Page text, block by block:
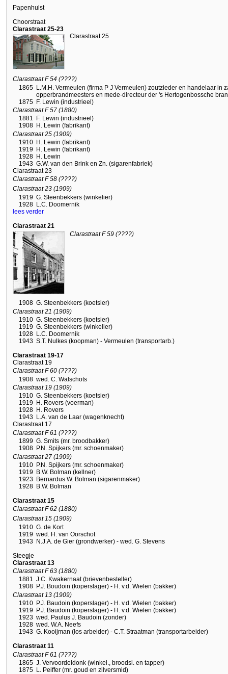
Papenhulst
Choorstraat
Clarastraat 25-23
Clarastraat 25
Clarastraat F 54 (????)
1865 L.M.H. Vermeulen (firma P J Vermeulen) zoutzieder en handelaar in
opperbrandmeesters en mede-directeur der 's Hertogenbossche
1875 F. Lewin (industrieel)
Clarastraat F 57 (1880)
1881
F. Lewin (industrieel)
1908 H. Lewin (fabrikant)
Clarastraat 25 (1909)
1910 H. Lewin (fabrikant)
1919 H. Lewin (fabrikant)
1928 H. Lewin
1943 G.W. van den Brink en Zn. (sigarenfabriek)
Clarastraat 23
Clarastraat F 58 (????)
Clarastraat 23 (1909)
1919 G. Steenbekkers (winkelier)
1928 L.C. Doomernik
lees verder
Clarastraat 21
Clarastraat F 59 (????)
1908 G. Steenbekkers (koetsier)
Clarastraat 21 (1909)
1910 G. Steenbekkers (koetsier)
1919 G. Steenbekkers (winkelier)
1928 L.C. Doomernik
1943 S.T. Nulkes (koopman) - Vermeulen (transportarb.)
Clarastraat 19-17
Clarastraat 19
Clarastraat F 60 (????)
1908 wed. C. Walschots
Clarastraat 19 (1909)
1910 G. Steenbekkers (koetsier)
1919 H. Rovers (voerman)
1928 H. Rovers
1943 L.A. van de Laar (wagenknecht)
Clarastraat 17
Clarastraat F 61 (????)
1899 G. Smits (mr. broodbakker)
1908 P.N. Spijkers (mr. schoenmaker)
Clarastraat 27 (1909)
1910 P.N. Spijkers (mr. schoenmaker)
1919 B.W. Bolman (kellner)
1923 Bernardus W. Bolman (sigarenmaker)
1928 B.W. Bolman
Clarastraat 15
Clarastraat F 62 (1880)
Clarastraat 15 (1909)
1910 G. de Kort
1919 wed. H. van Oorschot
1943 N.J.A. de Gier (grondwerker) - wed. G. Stevens
Steegje
Clarastraat 13
Clarastraat F 63 (1880)
1881 J.C. Kwakernaat (brievenbesteller)
1908 P.J. Boudoin (koperslager) - H. v.d. Wielen (bakker)
Clarastraat 13 (1909)
1910 P.J. Baudoin (koperslager) - H. v.d. Wielen (bakker)
1919 P.J. Baudoin (koperslager) - H. v.d. Wielen (bakker)
1923 wed. Paulus J. Baudoin (zonder)
1928 wed. W.A. Neefs
1943 G. Kooijman (los arbeider) - C.T. Straatman (transportarbeider)
Clarastraat 11
Clarastraat F 61 (????)
1865 J. Vervoordeldonk (winkel., broodsl. en tapper)
1875 L. Peiffer (mr. goud en zilversmid)